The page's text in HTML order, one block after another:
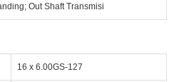
Out Shaft Transmisi
16 x 6.00GS-127